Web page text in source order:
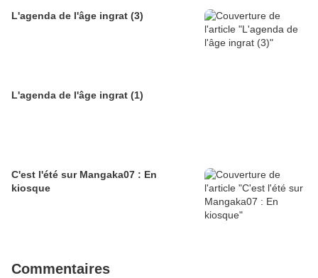
L'agenda de l'âge ingrat (3)
L'agenda de l'âge ingrat (1)
C'est l'été sur Mangaka07 : En
kiosque
Commentaires